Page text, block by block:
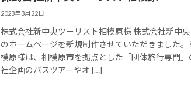
2023年3月22日
株式会社新中央ツーリスト相模原様 株式会社新中
のホームページを新規制作させていただきました
模原様は、相模原市を拠点とした「団体旅行専門」
社企画のバスツアーやオ […]